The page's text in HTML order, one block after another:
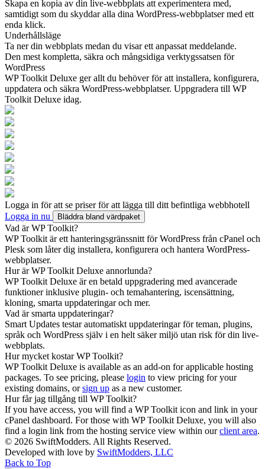
Skapa en kopia av din live-webbplats att experimentera med,
samtidigt som du skyddar alla dina WordPress-webbplatser med ett
enda klick.
Underhållsläge
Ta ner din webbplats medan du visar ett anpassat meddelande.
Den mest kompletta, säkra och mångsidiga verktygssatsen för
WordPress
WP Toolkit Deluxe ger allt du behöver för att installera, konfigurera,
uppdatera och säkra WordPress-webbplatser. Uppgradera till WP
Toolkit Deluxe idag.
Logga in för att se priser för att lägga till ditt befintliga webbhotell
Logga in nu
Bläddra bland värdpaket
Vad är WP Toolkit?
WP Toolkit är ett hanteringsgränssnitt för WordPress från cPanel och
Plesk som låter dig installera, konfigurera och hantera WordPress-
webbplatser.
Hur är WP Toolkit Deluxe annorlunda?
WP Toolkit Deluxe är en betald uppgradering med avancerade
funktioner inklusive plugin- och temahantering, iscensättning,
kloning, smarta uppdateringar och mer.
Vad är smarta uppdateringar?
Smart Updates testar automatiskt uppdateringar för teman, plugins,
språk och WordPress själv i en helt säker miljö utan risk för din live-
webbplats.
Hur mycket kostar WP Toolkit?
WP Toolkit Deluxe is available as an add-on for applicable hosting
packages. To see pricing, please login to view pricing for your
existing domains, orsign up as a new customer.
Hur får jag tillgång till WP Toolkit?
If you have access, you will find a WP Toolkit icon and link in your
cPanel dashboard. For those with WP Toolkit Deluxe, you will also
find a login link from the hosting service view within ourclient area.
© 2026 SwiftModders. All Rights Reserved.
Developed with love by SwiftModders, LLC
Back to Top